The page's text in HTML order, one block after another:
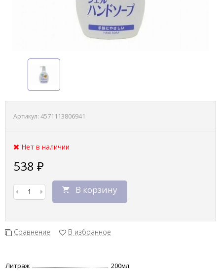
Артикул: 4571113806941
Нет в наличии
538 ₽
В корзину
Сравнение В избранное
Литраж
200мл